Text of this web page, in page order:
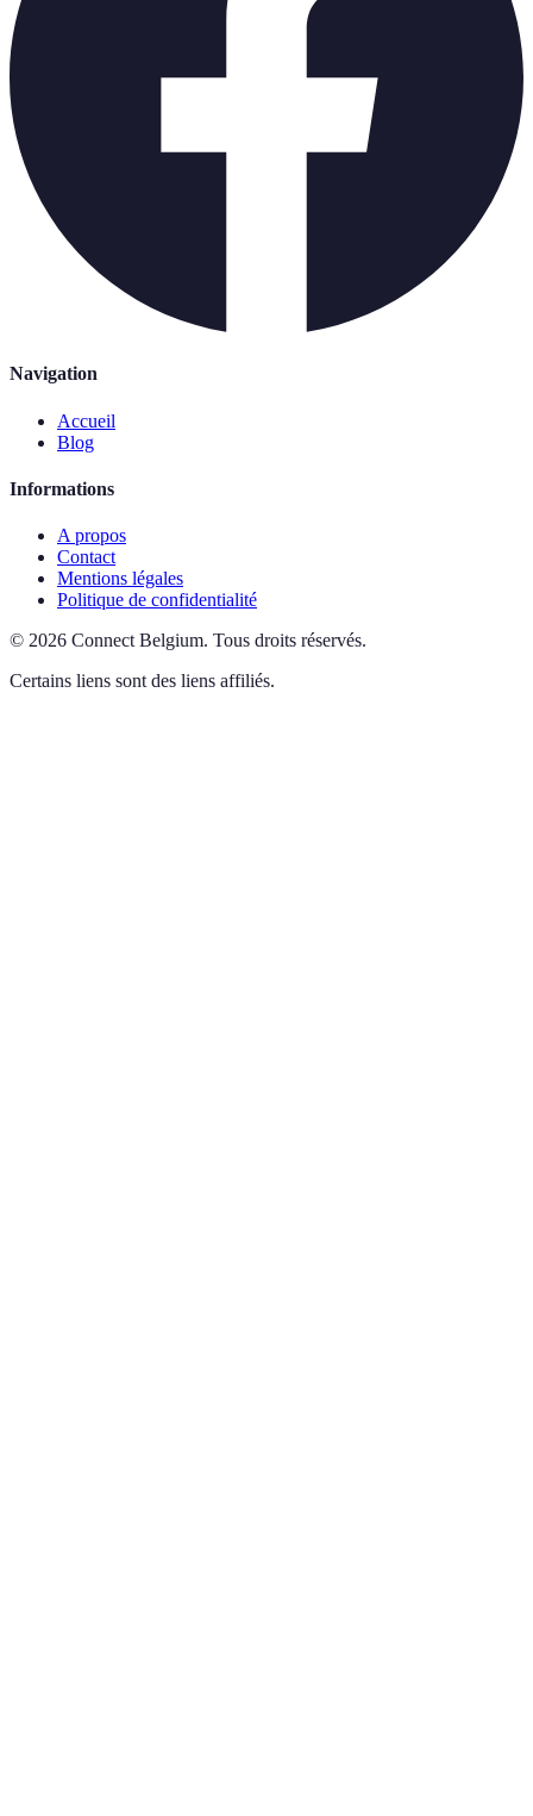
Navigation
Accueil
Blog
Informations
A propos
Contact
Mentions légales
Politique de confidentialité
© 2026 Connect Belgium. Tous droits réservés.
Certains liens sont des liens affiliés.